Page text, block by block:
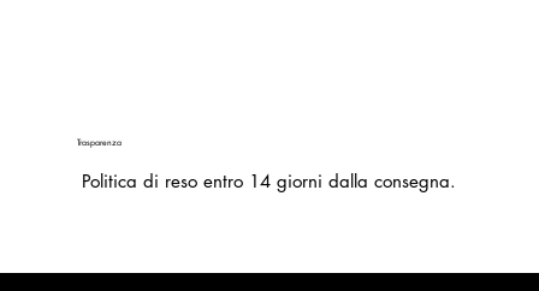
Trasparenza
Politica di reso entro 14 giorni dalla consegna.